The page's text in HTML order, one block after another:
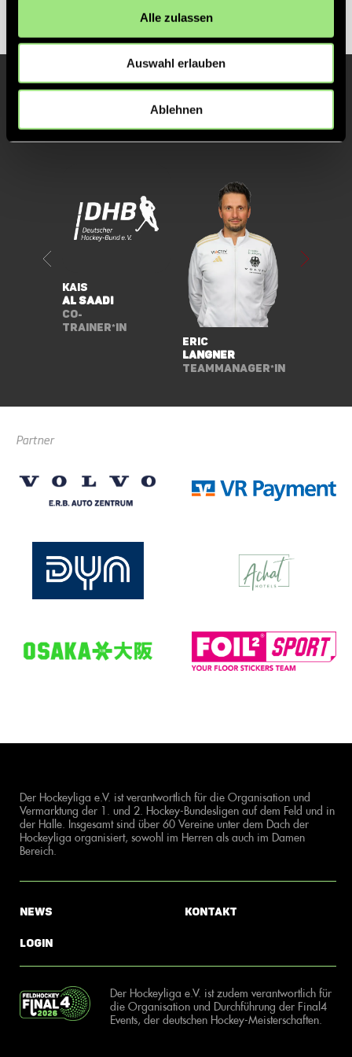
Alle zulassen
Auswahl erlauben
Ablehnen
Unsere anderen Spieler
Kais
al Saadi
Co-
Trainer*in
Eric
Langner
Teammanager*in
Partner
Der Hockeyliga e.V. ist verantwortlich für die Organisation und
Vermarktung der 1. und 2. Hockey-Bundesligen auf dem Feld und in
der Halle. Insgesamt sind über 60 Vereine unter dem Dach der
Hockeyliga organisiert, sowohl im Herren als auch im Damen
Bereich.
News
Login
Kontakt
Der Hockeyliga e.V. ist zudem verantwortlich für
die Organisation und Durchführung der Final4
Events, der deutschen Hockey-Meisterschaften.